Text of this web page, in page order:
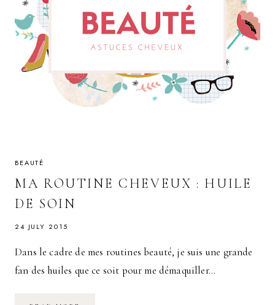
BEAUTÉ
MA ROUTINE CHEVEUX : HUILE
DE SOIN
24 JULY 2015
Dans le cadre de mes routines beauté, je suis une grande
fan des huiles que ce soit pour me démaquiller…